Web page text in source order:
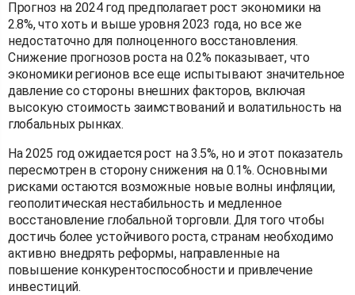
Прогноз на 2024 год предполагает рост экономики на
2.8%, что хоть и выше уровня 2023 года, но все же
недостаточно для полноценного восстановления.
Снижение прогнозов роста на 0.2% показывает, что
экономики регионов все еще испытывают значительное
давление со стороны внешних факторов, включая
высокую стоимость заимствований и волатильность на
глобальных рынках.
На 2025 год ожидается рост на 3.5%, но и этот показатель
пересмотрен в сторону снижения на 0.1%. Основными
рисками остаются возможные новые волны инфляции,
геополитическая нестабильность и медленное
восстановление глобальной торговли. Для того чтобы
достичь более устойчивого роста, странам необходимо
активно внедрять реформы, направленные на
повышение конкурентоспособности и привлечение
инвестиций.